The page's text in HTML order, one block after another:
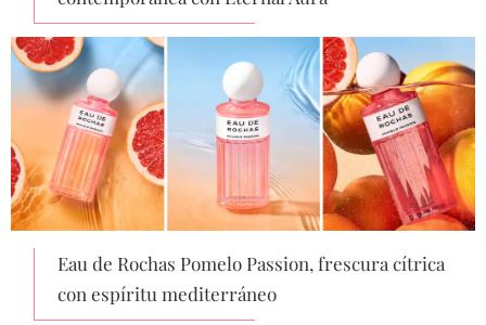
Eau de Rochas Pomelo Passion, frescura cítrica
con espíritu mediterráneo